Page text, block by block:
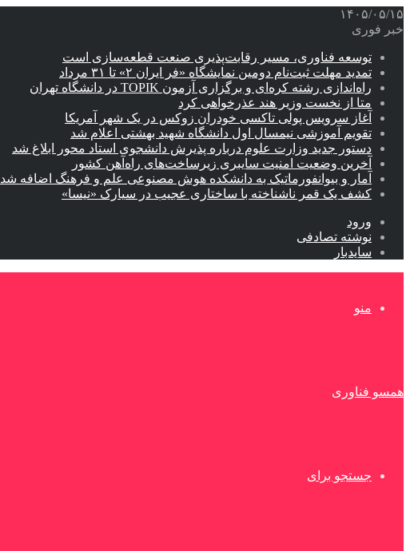
۱۴۰۵/۰۵/۱۵
خبر فوری
توسعه فناوری، مسیر رقابت‌پذیری صنعت قطعه‌سازی است
تمدید مهلت ثبت‌نام دومین نمایشگاه «فر ایران ۲» تا ۳۱ مرداد
راه‌اندازی رشته کره‌ای و برگزاری آزمون TOPIK در دانشگاه تهران
متا از نخست وزیر هند عذرخواهی کرد
آغاز سرویس پولی تاکسی خودران زوکس در یک شهر آمریکا
تقویم آموزشی نیمسال اول دانشگاه شهید بهشتی اعلام شد
دستور جدید وزارت علوم درباره پذیرش دانشجوی استاد محور ابلاغ شد
آخرین وضعیت امنیت سایبری زیرساخت‌های راه‌آهن کشور
آمار و بیوانفورماتیک به دانشکده هوش مصنوعی علم و فرهنگ اضافه شد
کشف یک قمر ناشناخته با ساختاری عجیب در سیارک «نیسا»
ورود
نوشته تصادفی
سایدبار
منو
همسو فناوری
جستجو برای